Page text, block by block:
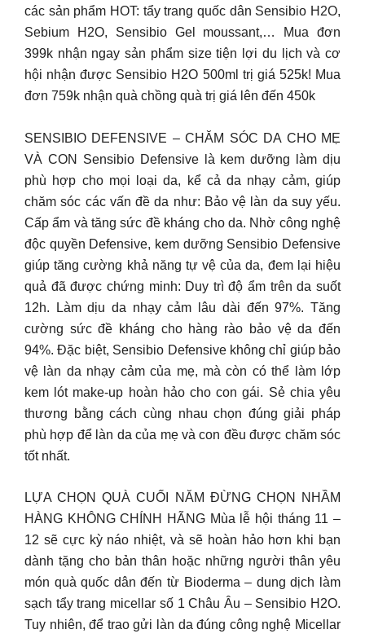
các sản phẩm HOT: tẩy trang quốc dân Sensibio H2O,
Sebium H2O, Sensibio Gel moussant,… Mua đơn
399k nhận ngay sản phẩm size tiện lợi du lịch và cơ
hội nhận được Sensibio H2O 500ml trị giá 525k! Mua
đơn 759k nhận quà chồng quà trị giá lên đến 450k
SENSIBIO DEFENSIVE – CHĂM SÓC DA CHO MẸ
VÀ CON Sensibio Defensive là kem dưỡng làm dịu
phù hợp cho mọi loại da, kể cả da nhạy cảm, giúp
chăm sóc các vấn đề da như: Bảo vệ làn da suy yếu.
Cấp ẩm và tăng sức đề kháng cho da. Nhờ công nghệ
độc quyền Defensive, kem dưỡng Sensibio Defensive
giúp tăng cường khả năng tự vệ của da, đem lại hiệu
quả đã được chứng minh: Duy trì độ ẩm trên da suốt
12h. Làm dịu da nhạy cảm lâu dài đến 97%. Tăng
cường sức đề kháng cho hàng rào bảo vệ da đến
94%. Đặc biệt, Sensibio Defensive không chỉ giúp bảo
vệ làn da nhạy cảm của mẹ, mà còn có thể làm lớp
kem lót make-up hoàn hảo cho con gái. Sẻ chia yêu
thương bằng cách cùng nhau chọn đúng giải pháp
phù hợp để làn da của mẹ và con đều được chăm sóc
tốt nhất.
LỰA CHỌN QUÀ CUỐI NĂM ĐỪNG CHỌN NHẦM
HÀNG KHÔNG CHÍNH HÃNG Mùa lễ hội tháng 11 –
12 sẽ cực kỳ náo nhiệt, và sẽ hoàn hảo hơn khi bạn
dành tặng cho bản thân hoặc những người thân yêu
món quà quốc dân đến từ Bioderma – dung dịch làm
sạch tẩy trang micellar số 1 Châu Âu – Sensibio H2O.
Tuy nhiên, để trao gửi làn da đúng công nghệ Micellar